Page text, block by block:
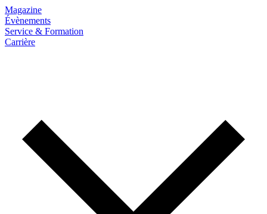
Magazine
Évènements
Service & Formation
Carrière